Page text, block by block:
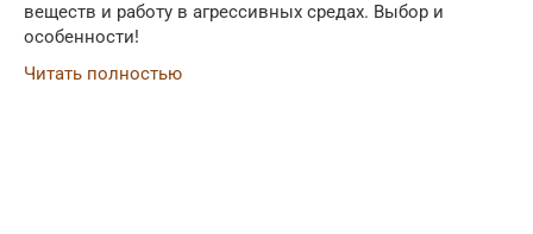
веществ и работу в агрессивных средах. Выбор и
особенности!
Читать полностью